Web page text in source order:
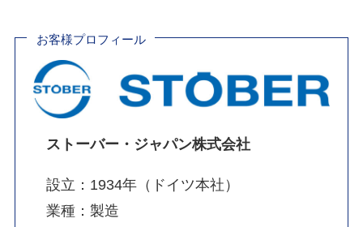
お客様プロフィール
ストーバー・ジャパン株式会社
設立：1934年（ドイツ本社）
業種：製造